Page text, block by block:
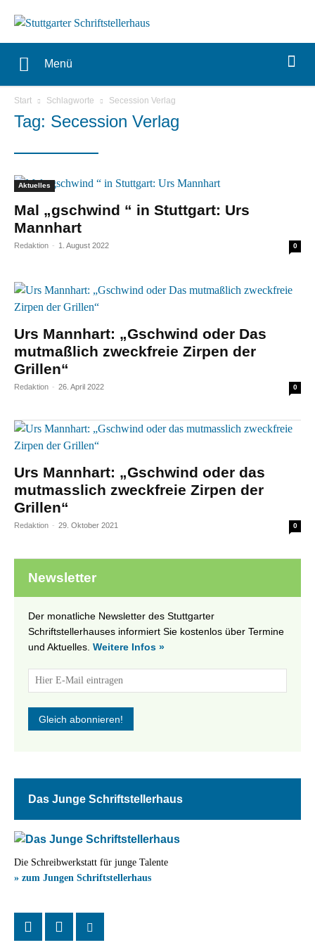
Menü
Start Schlagworte Secession Verlag
Tag: Secession Verlag
Aktuelles
Mal „gschwind “ in Stuttgart: Urs
Mannhart
Redaktion - 1. August 2022 0
Urs Mannhart: „Gschwind oder Das
mutmaßlich zweckfreie Zirpen der
Grillen“
Redaktion - 26. April 2022 0
Urs Mannhart: „Gschwind oder das
mutmasslich zweckfreie Zirpen der
Grillen“
Redaktion - 29. Oktober 2021 0
Newsletter
Der monatliche Newsletter des Stuttgarter
Schriftstellerhauses informiert Sie kostenlos über Termine
und Aktuelles. Weitere Infos »
Das Junge Schriftstellerhaus
Die Schreibwerkstatt für junge Talente
» zum Jungen Schriftstellerhaus